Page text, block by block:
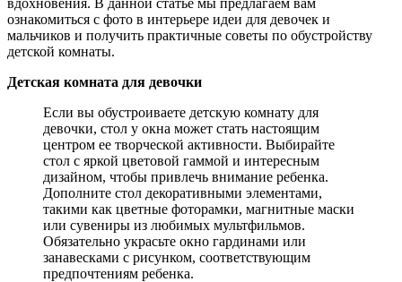
ознакомиться с фото в интерьере идеи для девочек и
мальчиков и получить практичные советы по обустройству
детской комнаты.
Детская комната для девочки
Если вы обустроиваете детскую комнату для
девочки, стол у окна может стать настоящим
центром ее творческой активности. Выбирайте
стол с яркой цветовой гаммой и интересным
дизайном, чтобы привлечь внимание ребенка.
Дополните стол декоративными элементами,
такими как цветные фоторамки, магнитные маски
или сувениры из любимых мультфильмов.
Обязательно украсьте окно гардинами или
занавесками с рисунком, соответствующим
предпочтениям ребенка.